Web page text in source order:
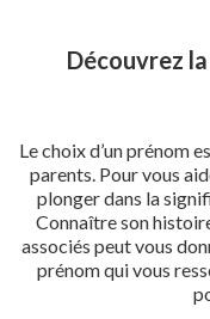
Découvrez
Le choix d’un prénom
parents. Pour vous
plonger dans la
Connaître son
associés peut vous
prénom qui vous